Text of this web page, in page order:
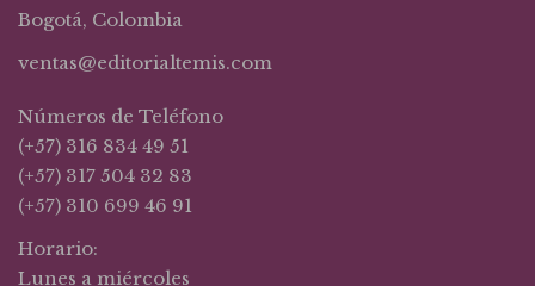
Bogotá, Colombia
ventas@editorialtemis.com
Números de Teléfono
(+57) 316 834 49 51
(+57) 317 504 32 83
(+57) 310 699 46 91
Horario:
Lunes a miércoles